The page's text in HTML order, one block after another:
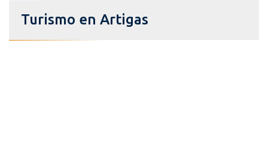
Turismo en Artigas